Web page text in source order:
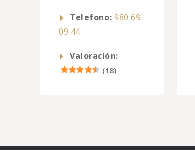
Telefono: 980 69
09 44
Valoración:
(18)